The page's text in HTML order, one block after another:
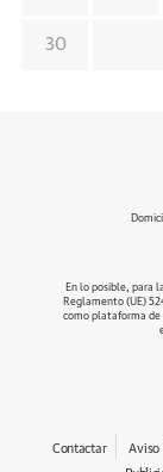
30
En lo posible, para
Reglamento (UE)
como plataforma de
Contactar Aviso